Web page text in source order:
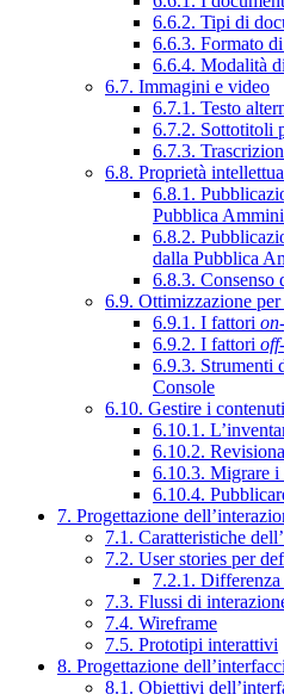
6.6.2. Tipi di
6.6.3. Formato
6.6.4. Modalità
6.7. Immagini e video
6.7.1. Testo
6.7.2. Sottotitoli
6.7.3.
6.8. Proprietà
6.8.1.
Pubblica
6.8.2.
dalla Pubblica
6.8.3. Consenso
6.9. Ottimizzazione
6.9.1. I fattori
6.9.2. I fattori
6.9.3. Strumenti
Console
6.10. Gestire i contenuti
6.10.1.
6.10.2.
6.10.3. Migrare i
6.10.4.
7. Progettazione
7.1. Caratteristiche
7.2. User stories per
7.2.1. Differenza
7.3. Flussi di
7.4. Wireframe
7.5. Prototipi interattivi
8. Progettazione
8.1. Obiettivi